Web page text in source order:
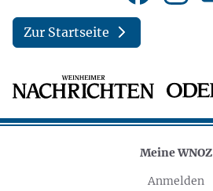
Zur Startseite
Meine WNOZ
Anmelden